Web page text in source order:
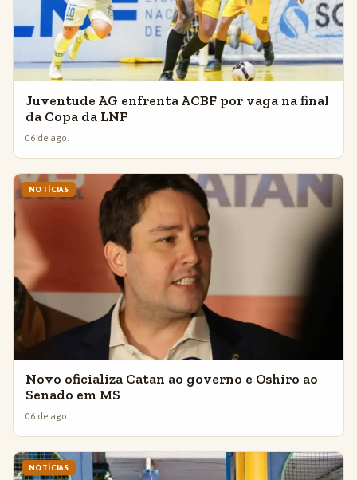
Juventude AG enfrenta ACBF por vaga na final
da Copa da LNF
06 de ago.
NOTÍCIAS
Novo oficializa Catan ao governo e Oshiro ao
Senado em MS
06 de ago.
NOTÍCIAS